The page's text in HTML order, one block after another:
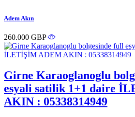
Adem Akın
260.000 GBP
Girne Karaoglanoglu
esyali satilik 1+1 daire
AKIN : 05338314949